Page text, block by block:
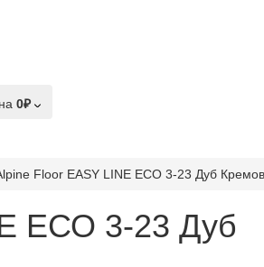
на 0₽
Floor EASY LINE ЕСО 3-23 Дуб
ЕСО 3-23 Дуб